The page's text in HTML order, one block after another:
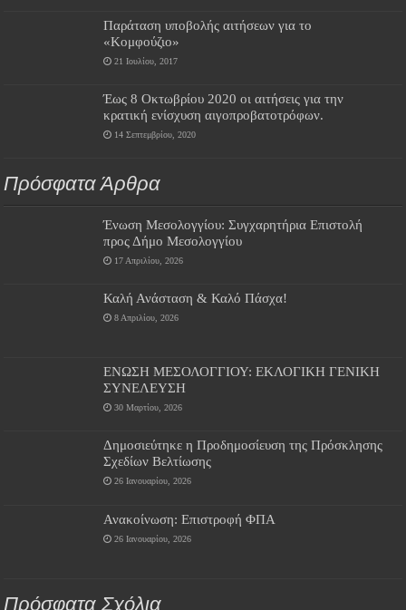
Παράταση υποβολής αιτήσεων για το
«Κομφούζιο»
21 Ιουλίου, 2017
Έως 8 Οκτωβρίου 2020 οι αιτήσεις για την
κρατική ενίσχυση αιγοπροβατοτρόφων.
14 Σεπτεμβρίου, 2020
Πρόσφατα Άρθρα
Ένωση Μεσολογγίου: Συγχαρητήρια Επιστολή
προς Δήμο Μεσολογγίου
17 Απριλίου, 2026
Καλή Ανάσταση & Καλό Πάσχα!
8 Απριλίου, 2026
ΕΝΩΣΗ ΜΕΣΟΛΟΓΓΙΟΥ: ΕΚΛΟΓΙΚΗ ΓΕΝΙΚΗ
ΣΥΝΕΛΕΥΣΗ
30 Μαρτίου, 2026
Δημοσιεύτηκε η Προδημοσίευση της Πρόσκλησης
Σχεδίων Βελτίωσης
26 Ιανουαρίου, 2026
Ανακοίνωση: Επιστροφή ΦΠΑ
26 Ιανουαρίου, 2026
Πρόσφατα Σχόλια